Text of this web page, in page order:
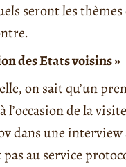
seront les thèmes
des Etats voisins »
on sait qu’un
l’occasion de la
dans une interview
pas au service